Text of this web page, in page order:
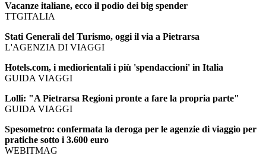
Vacanze italiane, ecco il podio dei big spender
TTGITALIA
Stati Generali del Turismo, oggi il via a Pietrarsa
L'AGENZIA DI VIAGGI
Hotels.com, i mediorientali i più 'spendaccioni' in Italia
GUIDA VIAGGI
Lolli: "A Pietrarsa Regioni pronte a fare la propria parte"
GUIDA VIAGGI
Spesometro: confermata la deroga per le agenzie di viaggio per
pratiche sotto i 3.600 euro
WEBITMAG